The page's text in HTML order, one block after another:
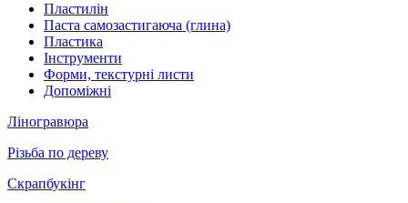
Пластилін
Паста самозастигаюча (глина)
Пластика
Інструменти
Форми, текстурні листи
Допоміжні
Ліногравюра
Різьба по дереву
Скрапбукінг